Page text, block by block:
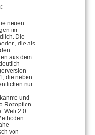
neuen
im
Die
die als
aus dem
die neben
nur
und
Rezeption
Web 2.0
von